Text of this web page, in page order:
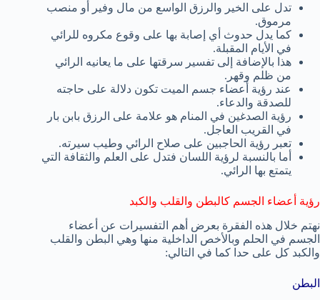
تدل على الخير والرزق الواسع من مال وفير أو منصب
مرموق.
كما يدل حدوث أي إصابة بها على وقوع مكروه للرائي
في الأيام المقبلة.
هذا بالإضافة إلى تفسير سرقتها على ما يعانيه الرائي
من ظلم وقهر.
عند رؤية أعضاء جسم الميت تكون دلالة على حاجته
للصدقة والدعاء.
رؤية الصدغين في المنام هو علامة على الرزق بابن بار
في القريب العاجل.
تعبر رؤية الحاجبين على صلاح الرائي وطيب سيرته.
أما بالنسبة لرؤية اللسان فتدل على العلم والثقافة التي
يتمتع بها الرائي.
رؤية أعضاء الجسم كالبطن والقلب والكبد
نهتم خلال هذه الفقرة بعرض أهم التفسيرات عن أعضاء
الجسم في الحلم وبالأخص الداخلية منها وهي البطن والقلب
والكبد كل على حدا كما في التالي:
البطن